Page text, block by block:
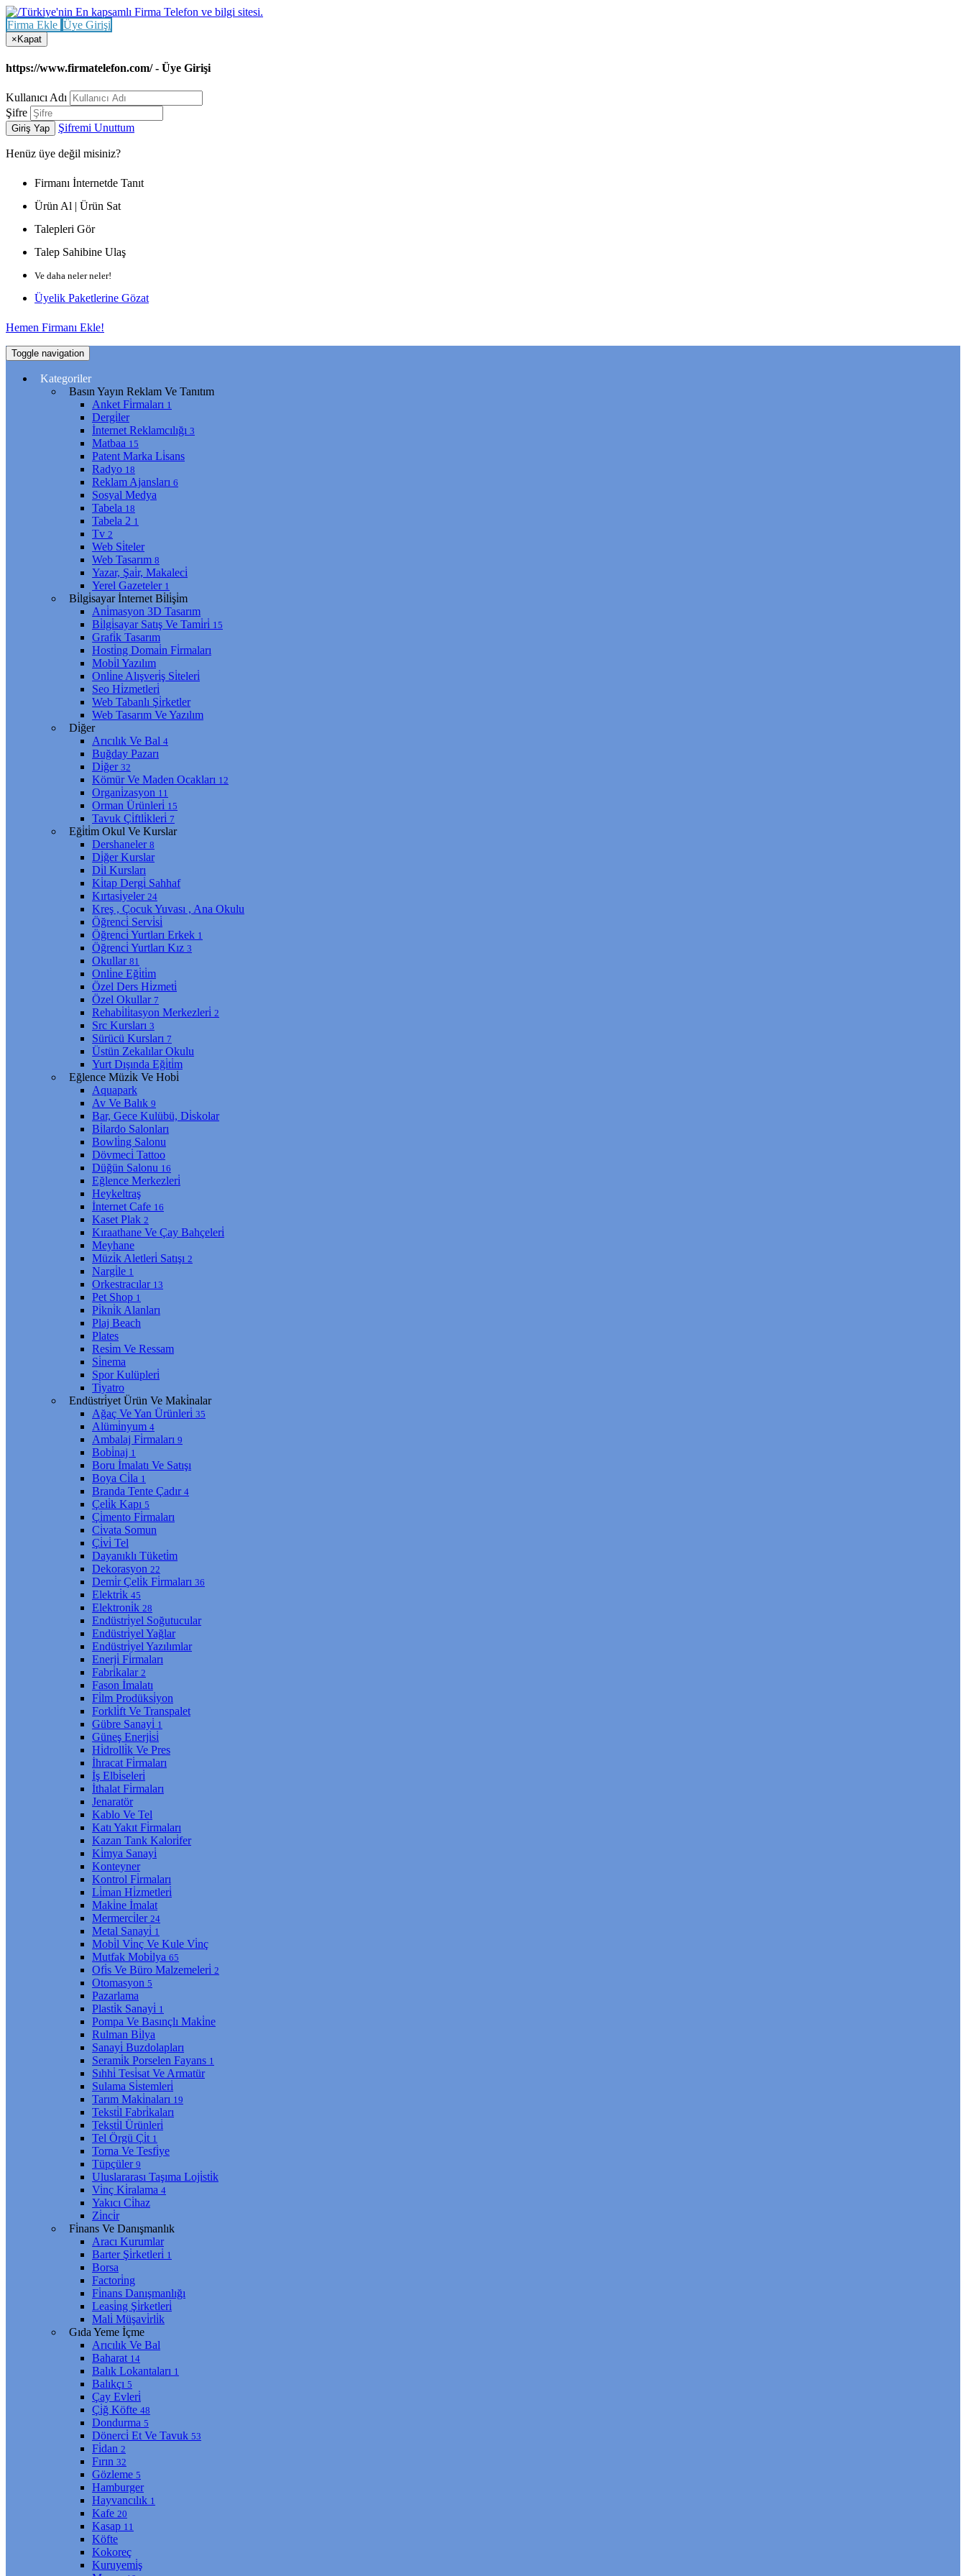
Firma Ekle Üye Girişi
× Kapat
https://www.firmatelefon.com/ - Üye Girişi
Kullanıcı Adı
Şifre
Giriş Yap Şifremi Unuttum
Henüz üye değil misiniz?
Firmanı İnternetde Tanıt
Ürün Al | Ürün Sat
Talepleri Gör
Talep Sahibine Ulaş
Ve daha neler neler!
Üyelik Paketlerine Gözat
Hemen Firmanı Ekle!
Toggle navigation
Kategoriler
Basın Yayın Reklam Ve Tanıtım
Anket Fi̇rmaları 1
Dergi̇ler
İnternet Reklamcılığı 3
Matbaa 15
Patent Marka Li̇sans
Radyo 18
Reklam Ajansları 6
Sosyal Medya
Tabela 18
Tabela 2 1
Tv 2
Web Si̇teler
Web Tasarım 8
Yazar, Şai̇r, Makaleci̇
Yerel Gazeteler 1
Bi̇lgi̇sayar İnternet Bi̇li̇şi̇m
Ani̇masyon 3D Tasarım
Bi̇lgi̇sayar Satış Ve Tami̇ri̇ 15
Grafi̇k Tasarım
Hosti̇ng Domai̇n Fi̇rmaları
Mobi̇l Yazılım
Onli̇ne Alışveri̇ş Si̇teleri̇
Seo Hi̇zmetleri̇
Web Tabanlı Şi̇rketler
Web Tasarım Ve Yazılım
Di̇ğer
Arıcılık Ve Bal 4
Buğday Pazarı
Di̇ğer 32
Kömür Ve Maden Ocakları 12
Organi̇zasyon 11
Orman Ürünleri̇ 15
Tavuk Çi̇ftli̇kleri̇ 7
Eği̇ti̇m Okul Ve Kurslar
Dershaneler 8
Di̇ğer Kurslar
Di̇l Kursları
Ki̇tap Dergi̇ Sahhaf
Kırtasi̇yeler 24
Kreş , Çocuk Yuvası , Ana Okulu
Öğrenci̇ Servi̇si̇
Öğrenci̇ Yurtları Erkek 1
Öğrenci̇ Yurtları Kız 3
Okullar 81
Onli̇ne Eği̇ti̇m
Özel Ders Hi̇zmeti̇
Özel Okullar 7
Rehabi̇li̇tasyon Merkezleri̇ 2
Src Kursları 3
Sürücü Kursları 7
Üstün Zekalılar Okulu
Yurt Dışında Eği̇ti̇m
Eğlence Müzi̇k Ve Hobi̇
Aquapark
Av Ve Balık 9
Bar, Gece Kulübü, Di̇skolar
Bi̇lardo Salonları
Bowli̇ng Salonu
Dövmeci̇ Tattoo
Düğün Salonu 16
Eğlence Merkezleri̇
Heykeltraş
İnternet Cafe 16
Kaset Plak 2
Kıraathane Ve Çay Bahçeleri̇
Meyhane
Müzi̇k Aletleri̇ Satışı 2
Nargi̇le 1
Orkestracılar 13
Pet Shop 1
Pi̇kni̇k Alanları
Plaj Beach
Plates
Resi̇m Ve Ressam
Si̇nema
Spor Kulüpleri̇
Ti̇yatro
Endüstri̇yet Ürün Ve Maki̇nalar
Ağaç Ve Yan Ürünleri̇ 35
Alümi̇nyum 4
Ambalaj Fi̇rmaları 9
Bobi̇naj 1
Boru İmalatı Ve Satışı
Boya Ci̇la 1
Branda Tente Çadır 4
Çeli̇k Kapı 5
Çi̇mento Fi̇rmaları
Ci̇vata Somun
Çi̇vi̇ Tel
Dayanıklı Tüketi̇m
Dekorasyon 22
Demi̇r Çeli̇k Fi̇rmaları 36
Elektri̇k 45
Elektroni̇k 28
Endüstri̇yel Soğutucular
Endüstri̇yel Yağlar
Endüstri̇yel Yazılımlar
Enerji̇ Fi̇rmaları
Fabri̇kalar 2
Fason İmalatı
Fi̇lm Prodüksi̇yon
Forkli̇ft Ve Transpalet
Gübre Sanayi̇ 1
Güneş Enerji̇si̇
Hi̇drolli̇k Ve Pres
İhracat Fi̇rmaları
İş Elbi̇seleri̇
İthalat Fi̇rmaları
Jenaratör
Kablo Ve Tel
Katı Yakıt Fi̇rmaları
Kazan Tank Kalori̇fer
Ki̇mya Sanayi̇
Konteyner
Kontrol Fi̇rmaları
Li̇man Hi̇zmetleri̇
Maki̇ne İmalat
Mermerci̇ler 24
Metal Sanayi̇ 1
Mobi̇l Vi̇nç Ve Kule Vi̇nç
Mutfak Mobi̇lya 65
Ofi̇s Ve Büro Malzemeleri̇ 2
Otomasyon 5
Pazarlama
Plasti̇k Sanayi̇ 1
Pompa Ve Basınçlı Maki̇ne
Rulman Bi̇lya
Sanayi̇ Buzdolapları
Serami̇k Porselen Fayans 1
Sıhhi̇ Tesi̇sat Ve Armatür
Sulama Si̇stemleri̇
Tarım Maki̇naları 19
Teksti̇l Fabri̇kaları
Teksti̇l Ürünleri̇
Tel Örgü Çi̇t 1
Torna Ve Tesfi̇ye
Tüpçüler 9
Uluslararası Taşıma Loji̇sti̇k
Vi̇nç Ki̇ralama 4
Yakıcı Ci̇haz
Zi̇nci̇r
Fi̇nans Ve Danışmanlık
Aracı Kurumlar
Barter Şi̇rketleri̇ 1
Borsa
Factori̇ng
Fi̇nans Danışmanlığı
Leasi̇ng Şi̇rketleri̇
Mali̇ Müşavi̇rli̇k
Gıda Yeme İçme
Arıcılık Ve Bal
Baharat 14
Balık Lokantaları 1
Balıkçı 5
Çay Evleri̇
Çi̇ğ Köfte 48
Dondurma 5
Dönerci̇ Et Ve Tavuk 53
Fi̇dan 2
Fırın 32
Gözleme 5
Hamburger
Hayvancılık 1
Kafe 20
Kasap 11
Köfte
Kokoreç
Kuruyemi̇ş